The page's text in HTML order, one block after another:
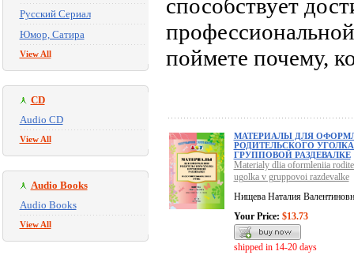
Русский Сериал
Юмор, Сатира
View All
CD
Audio CD
View All
Audio Books
Audio Books
View All
способствует
поймете почему,
МАТЕРИАЛЫ ДЛЯ
РОДИТЕЛЬСКОГО УГОЛКА
ГРУППОВОЙ РАЗДЕВАЛКЕ
Materialy dlia oformleniia
ugolka v gruppovoi razdevalke
Нищева Наталия
Your Price: $13.73
shipped in 14-20 days